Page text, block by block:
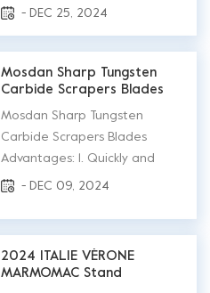
extend to our warm wishes for
and would like to wish you and
your family a Merry Christmas
and a prosperous New Year.
Mosdan Diamond Tools also
would like to take this
opportunity to say thank...
- DEC 25, 2024
Mosdan Sharp Tungsten
Carbide Scrapers Blades
Mosdan Sharp Tungsten
Carbide Scrapers Blades
Advantages: 1. Quickly and
easily remove thick glues,
soft coatings that bush
can not remove
- DEC 09, 2024
2024 ITALIE VÉRONE
MARMOMAC Stand